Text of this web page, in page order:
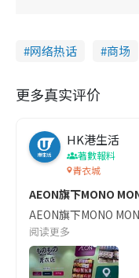
网络热话 商场
更多真实评价
HK港生活
著數報料
青衣城
AEON旗下MONO
AEON旗下MONO
阅读更多